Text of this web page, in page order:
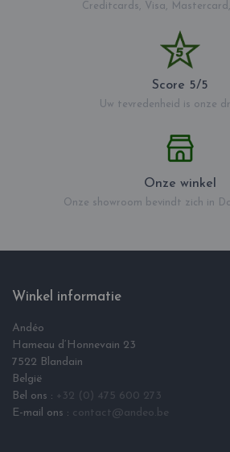
Creditcards, Visa,
Score 5/5
Uw tevredenheid is onze
Onze winkel
Onze showroom bevindt zich in
Winkel informatie
Andéo
Hameau d‘Honnevain 23
7522 Blandain
België
Bel ons : +32 (0) 475 600 273
E-mail ons : contact@andeo.be